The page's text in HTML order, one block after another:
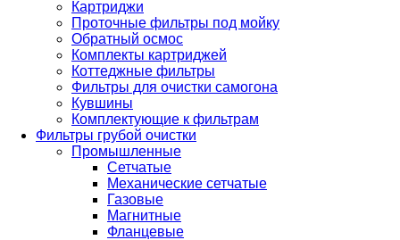
Картриджи
Проточные фильтры под мойку
Обратный осмос
Комплекты картриджей
Коттеджные фильтры
Фильтры для очистки самогона
Кувшины
Комплектующие к фильтрам
Фильтры грубой очистки
Промышленные
Сетчатые
Механические сетчатые
Газовые
Магнитные
Фланцевые